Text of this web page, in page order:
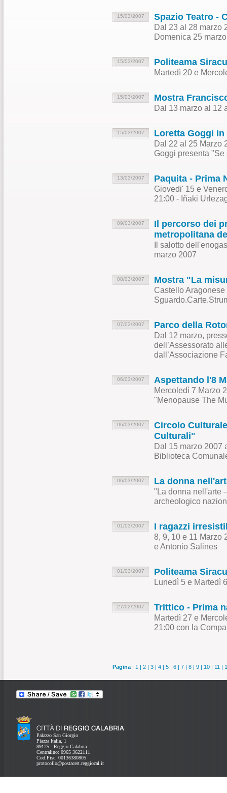
15/03/2007 Spazio Teatro -
Dal 23 al 28 marzo
Domenica 25
15/03/2007 Politeama
Martedì 20 e
15/03/2007 Mostra
Dal 13 marzo al 12
15/03/2007 Loretta Goggi
Dal 22 al 25 Marzo
Goggi presenta
13/03/2007 Paquita - Prima
Giovedi' 15 e
21:00 - Iñaki
09/03/2007
Il percorso dei
metropolitana
Il salotto
marzo 2007
08/03/2007 Mostra "La
Castello
07/03/2007 Parco della
Dal 12 marzo,
dell’Assessorato
dall’Associazione
06/03/2007 Aspettando l'8
Mercoledì 7 Marzo
"Menopause The
06/03/2007
Circolo
Culturali"
Dal 15 marzo 2007
Biblioteca
06/03/2007 La donna
"La donna nell'arte
archeologico
01/03/2007 I ragazzi
8, 9, 10 e 11 Marzo
e Antonio Salines
01/03/2007 Politeama
Lunedì 5 e Martedì
27/02/2007 Trittico - Prima
Martedì 27 e
21:00 con la
Pagina | 1 | 2 | 3 | 4 | 5 | 6 | 7 | 8 | 9 | 10 | 11 |
Palazzo San Giorgio
Piazza Italia, 1
89125 - Reggio Calabria
Centralino: 0965 3622111
Cod.Fisc. 00136380805
protocollo@postacert.reggiocal.it